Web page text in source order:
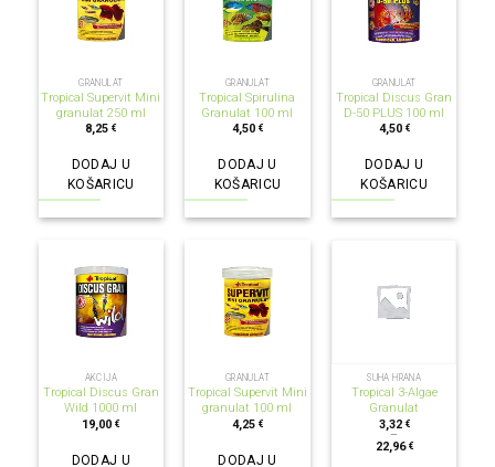
GRANULAT
Tropical Supervit Mini
granulat 250 ml
8,25€
DODAJ U
KOŠARICU
GRANULAT
Tropical Spirulina
Granulat 100 ml
4,50 €
DODAJ U
KOŠARICU
GRANULAT
Tropical Discus Gran
D-50 PLUS 100 ml
4,50 €
DODAJ U
KOŠARICU
AKCIJA
Tropical Discus Gran
Wild 1000 ml
19,00€
DODAJ U
GRANULAT
Tropical Supervit Mini
granulat 100 ml
4,25 €
DODAJ U
SUHA HRANA
Tropical 3-Algae
Granulat
3,32 €
–
22,96 €